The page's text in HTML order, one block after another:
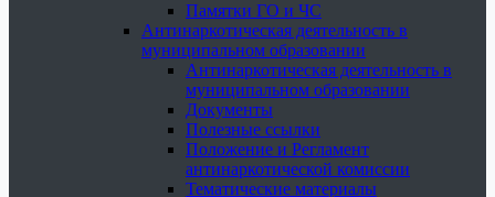
Памятки ГО и ЧС
Антинаркотическая деятельность в
муниципальном образовании
Антинаркотическая деятельность в
муниципальном образовании
Документы
Полезные ссылки
Положение и Регламент
антинаркотической комиссии
Тематические материалы